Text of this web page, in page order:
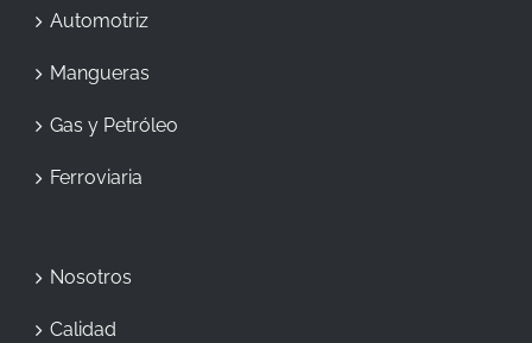
Automotriz
Mangueras
Gas y Petróleo
Ferroviaria
Nosotros
Calidad